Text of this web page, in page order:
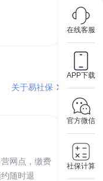
关于易社保
网点，缴费
随时退
在线客服
APP下载
官方微信
社保计算